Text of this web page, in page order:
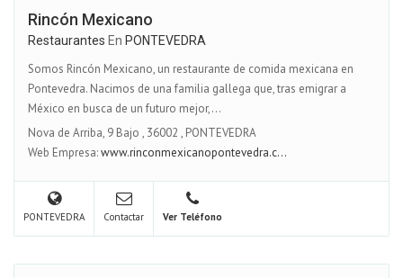
Rincón Mexicano
Restaurantes En PONTEVEDRA
Somos Rincón Mexicano, un restaurante de comida mexicana en
Pontevedra. Nacimos de una familia gallega que, tras emigrar a
México en busca de un futuro mejor,...
Nova de Arriba, 9 Bajo , 36002 , PONTEVEDRA
Web Empresa:www.rinconmexicanopontevedra.c...
PONTEVEDRA Contactar Ver Teléfono